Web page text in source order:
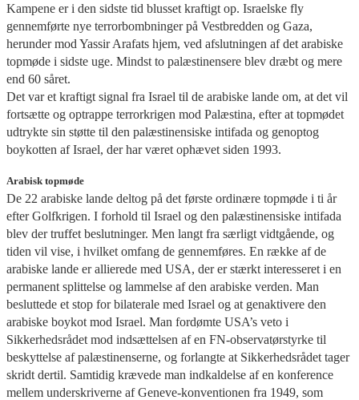
Kampene er i den sidste tid blusset kraftigt op. Israelske fly
gennemførte nye terrorbombninger på Vestbredden og Gaza,
herunder mod Yassir Arafats hjem, ved afslutningen af det arabiske
topmøde i sidste uge. Mindst to palæstinensere blev dræbt og mere
end 60 såret.
Det var et kraftigt signal fra Israel til de arabiske lande om, at det vil
fortsætte og optrappe terrorkrigen mod Palæstina, efter at topmødet
udtrykte sin støtte til den palæstinensiske intifada og genoptog
boykotten af Israel, der har været ophævet siden 1993.
Arabisk topmøde
De 22 arabiske lande deltog på det første ordinære topmøde i ti år
efter Golfkrigen. I forhold til Israel og den palæstinensiske intifada
blev der truffet beslutninger. Men langt fra særligt vidtgående, og
tiden vil vise, i hvilket omfang de gennemføres. En række af de
arabiske lande er allierede med USA, der er stærkt interesseret i en
permanent splittelse og lammelse af den arabiske verden. Man
besluttede et stop for bilaterale med Israel og at genaktivere den
arabiske boykot mod Israel. Man fordømte USA’s veto i
Sikkerhedsrådet mod indsættelsen af en FN-observatørstyrke til
beskyttelse af palæstinenserne, og forlangte at Sikkerhedsrådet tager
skridt dertil. Samtidig krævede man indkaldelse af en konference
mellem underskriverne af Geneve-konventionen fra 1949, som